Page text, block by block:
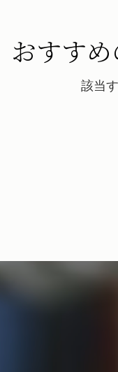
おすす
該当